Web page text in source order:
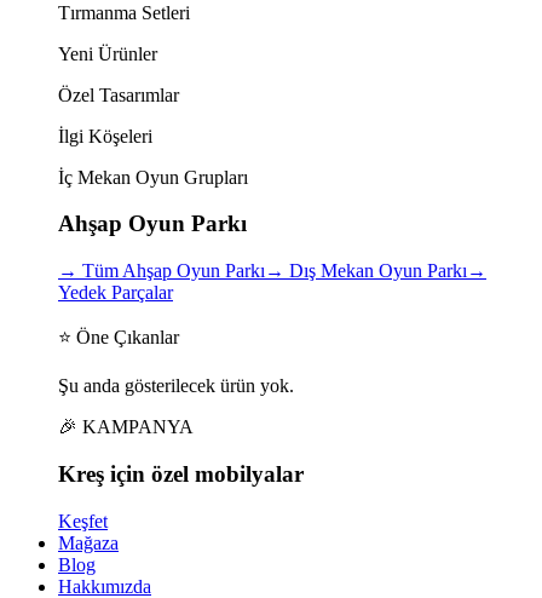
Tırmanma Setleri
Yeni Ürünler
Özel Tasarımlar
İlgi Köşeleri
İç Mekan Oyun Grupları
Ahşap Oyun Parkı
→ Tüm Ahşap Oyun Parkı → Dış Mekan Oyun Parkı →
Yedek Parçalar
⭐ Öne Çıkanlar
Şu anda gösterilecek ürün yok.
🎉 KAMPANYA
Kreş için özel mobilyalar
Keşfet
Mağaza
Blog
Hakkımızda